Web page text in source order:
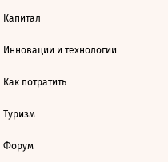
Капитал
Инновации и технологии
Как потратить
Туризм
Форум